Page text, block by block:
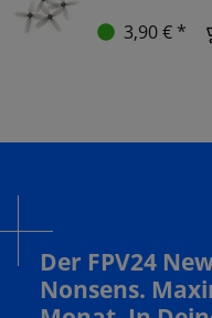
3,90 € *
Der FPV24
Nonsens.